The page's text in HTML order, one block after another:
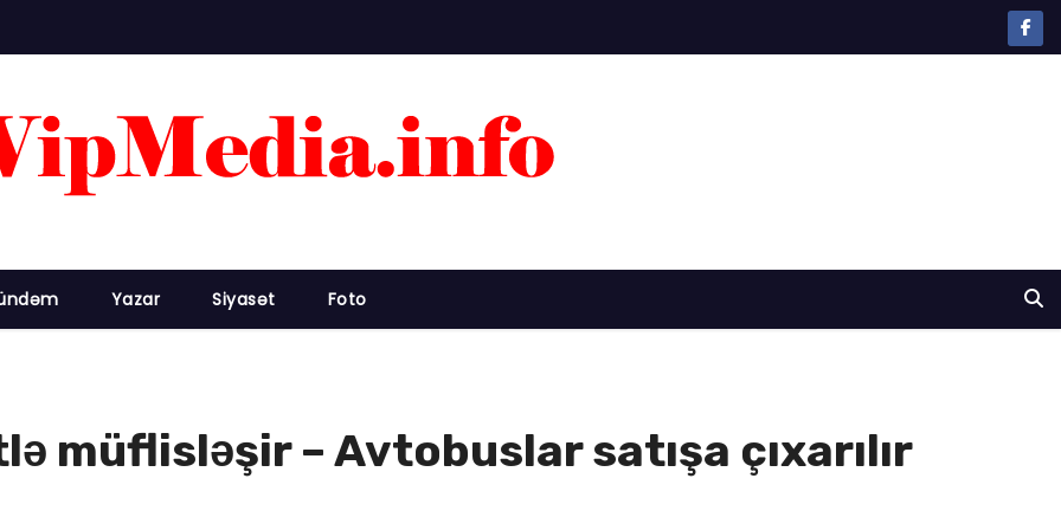
Yazar Siyasət Foto
müflisləşir – Avtobuslar satışa çıxarılır